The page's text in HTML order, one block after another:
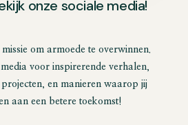
onze sociale media!
om armoede te overwinnen.
voor inspirerende verhalen,
en manieren waarop jij
aan een betere toekomst!